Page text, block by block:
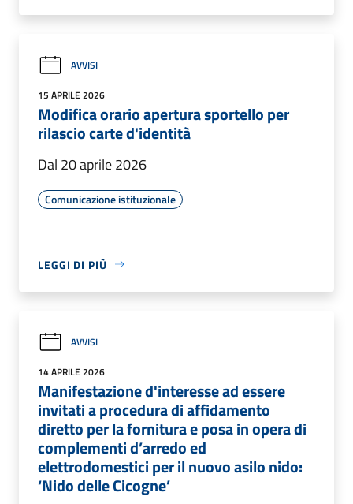
AVVISI
15 APRILE 2026
Modifica orario apertura sportello per
rilascio carte d'identità
Dal 20 aprile 2026
Comunicazione istituzionale
LEGGI DI PIÙ
AVVISI
14 APRILE 2026
Manifestazione d'interesse ad essere
invitati a procedura di affidamento
diretto per la fornitura e posa in opera di
complementi d’arredo ed
elettrodomestici per il nuovo asilo nido:
‘Nido delle Cicogne’